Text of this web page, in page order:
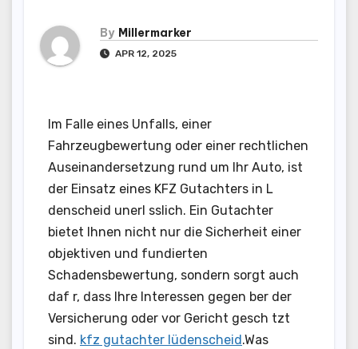
By Millermarker
APR 12, 2025
Im Falle eines Unfalls, einer
Fahrzeugbewertung oder einer rechtlichen
Auseinandersetzung rund um Ihr Auto, ist
der Einsatz eines KFZ Gutachters in L
denscheid unerl sslich. Ein Gutachter
bietet Ihnen nicht nur die Sicherheit einer
objektiven und fundierten
Schadensbewertung, sondern sorgt auch
daf r, dass Ihre Interessen gegen ber der
Versicherung oder vor Gericht gesch tzt
sind. kfz gutachter lüdenscheid .Was